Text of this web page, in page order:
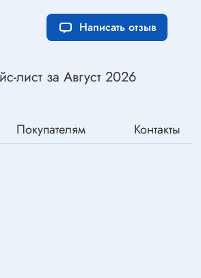
лист за Август 2026
Написать отзыв
Покупателям Контакты